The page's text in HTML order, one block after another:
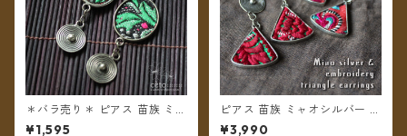
＊バラ売り＊ ピアス 苗族 ミャ
オシルバー 刺繍布 楕円型 グリ
¥1,595
ピアス 苗族 ミャオシルバー 刺
繍古布 三角形 【メール便送料
¥3,990